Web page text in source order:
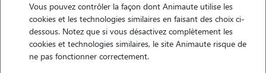
5/5 (3 avis)
• 54 ans
chez le Pet Sitter
Vous pouvez contrôler la façon dont Animaute utilise les
cookies et les technologies similaires en faisant des choix ci-
dessous. Notez que si vous désactivez complètement les
cookies et technologies similaires, le site Animaute risque de
ne pas fonctionner correctement.